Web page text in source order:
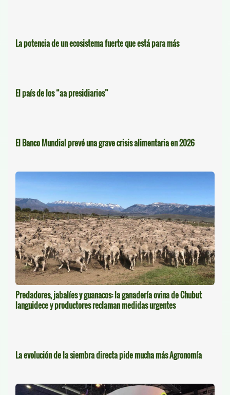
La potencia de un ecosistema fuerte que está para más
El país de los “aa presidiarios”
El Banco Mundial prevé una grave crisis alimentaria en 2026
Predadores, jabalíes y guanacos: la ganadería ovina de Chubut
languidece y productores reclaman medidas urgentes
La evolución de la siembra directa pide mucha más Agronomía